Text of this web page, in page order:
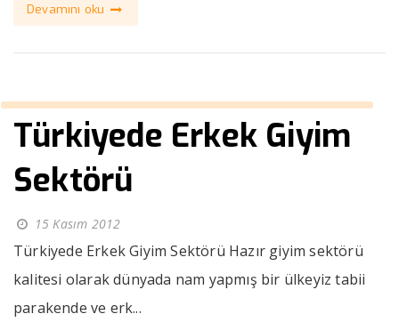
Devamını oku
Türkiyede Erkek Giyim
Sektörü
15 Kasım 2012
Türkiyede Erkek Giyim Sektörü Hazır giyim sektörü
kalitesi olarak dünyada nam yapmış bir ülkeyiz tabii
parakende ve erk...